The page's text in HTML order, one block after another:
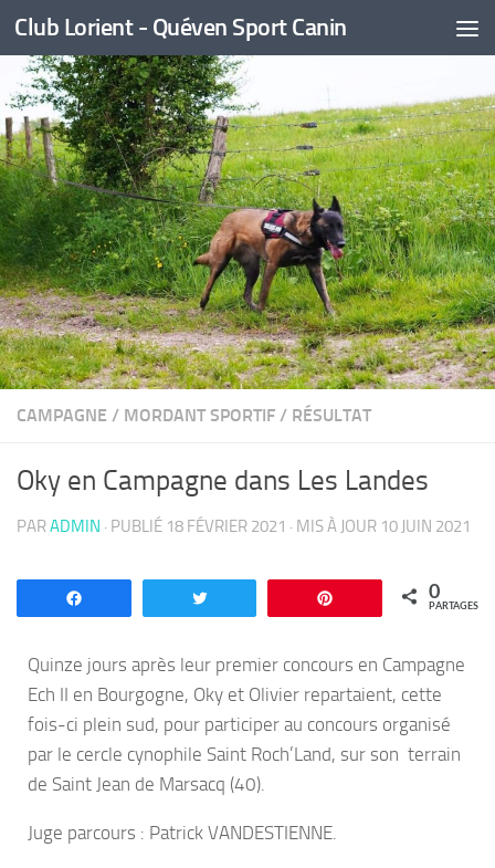
Skip to content
Club Lorient - Quéven Sport Canin
CAMPAGNE / MORDANT SPORTIF / RÉSULTAT
Oky en Campagne dans Les Landes
PARADMIN · PUBLIÉ 18 FÉVRIER 2021 · MIS À JOUR 10 JUIN 2021
Enregistrer 0
PARTAGES
Quinze jours après leur premier concours en Campagne
Ech II en Bourgogne, Oky et Olivier repartaient, cette
fois-ci plein sud, pour participer au concours organisé
par le cercle cynophile Saint Roch’Land, sur son terrain
de Saint Jean de Marsacq (40).
Juge parcours : Patrick VANDESTIENNE.